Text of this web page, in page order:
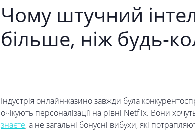
Чому штучний
більше, ніж будь-
Індустрія онлайн-казино завжди була
очікують персоналізації на рівні Netflix. Вони
знаєте, а не загальні бонусні вибухи, які